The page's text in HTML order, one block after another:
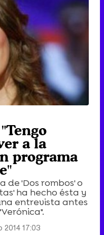
a la
programa
de 'Dos rombos' o
ha hecho ésta y
entrevista antes
2014 17:03